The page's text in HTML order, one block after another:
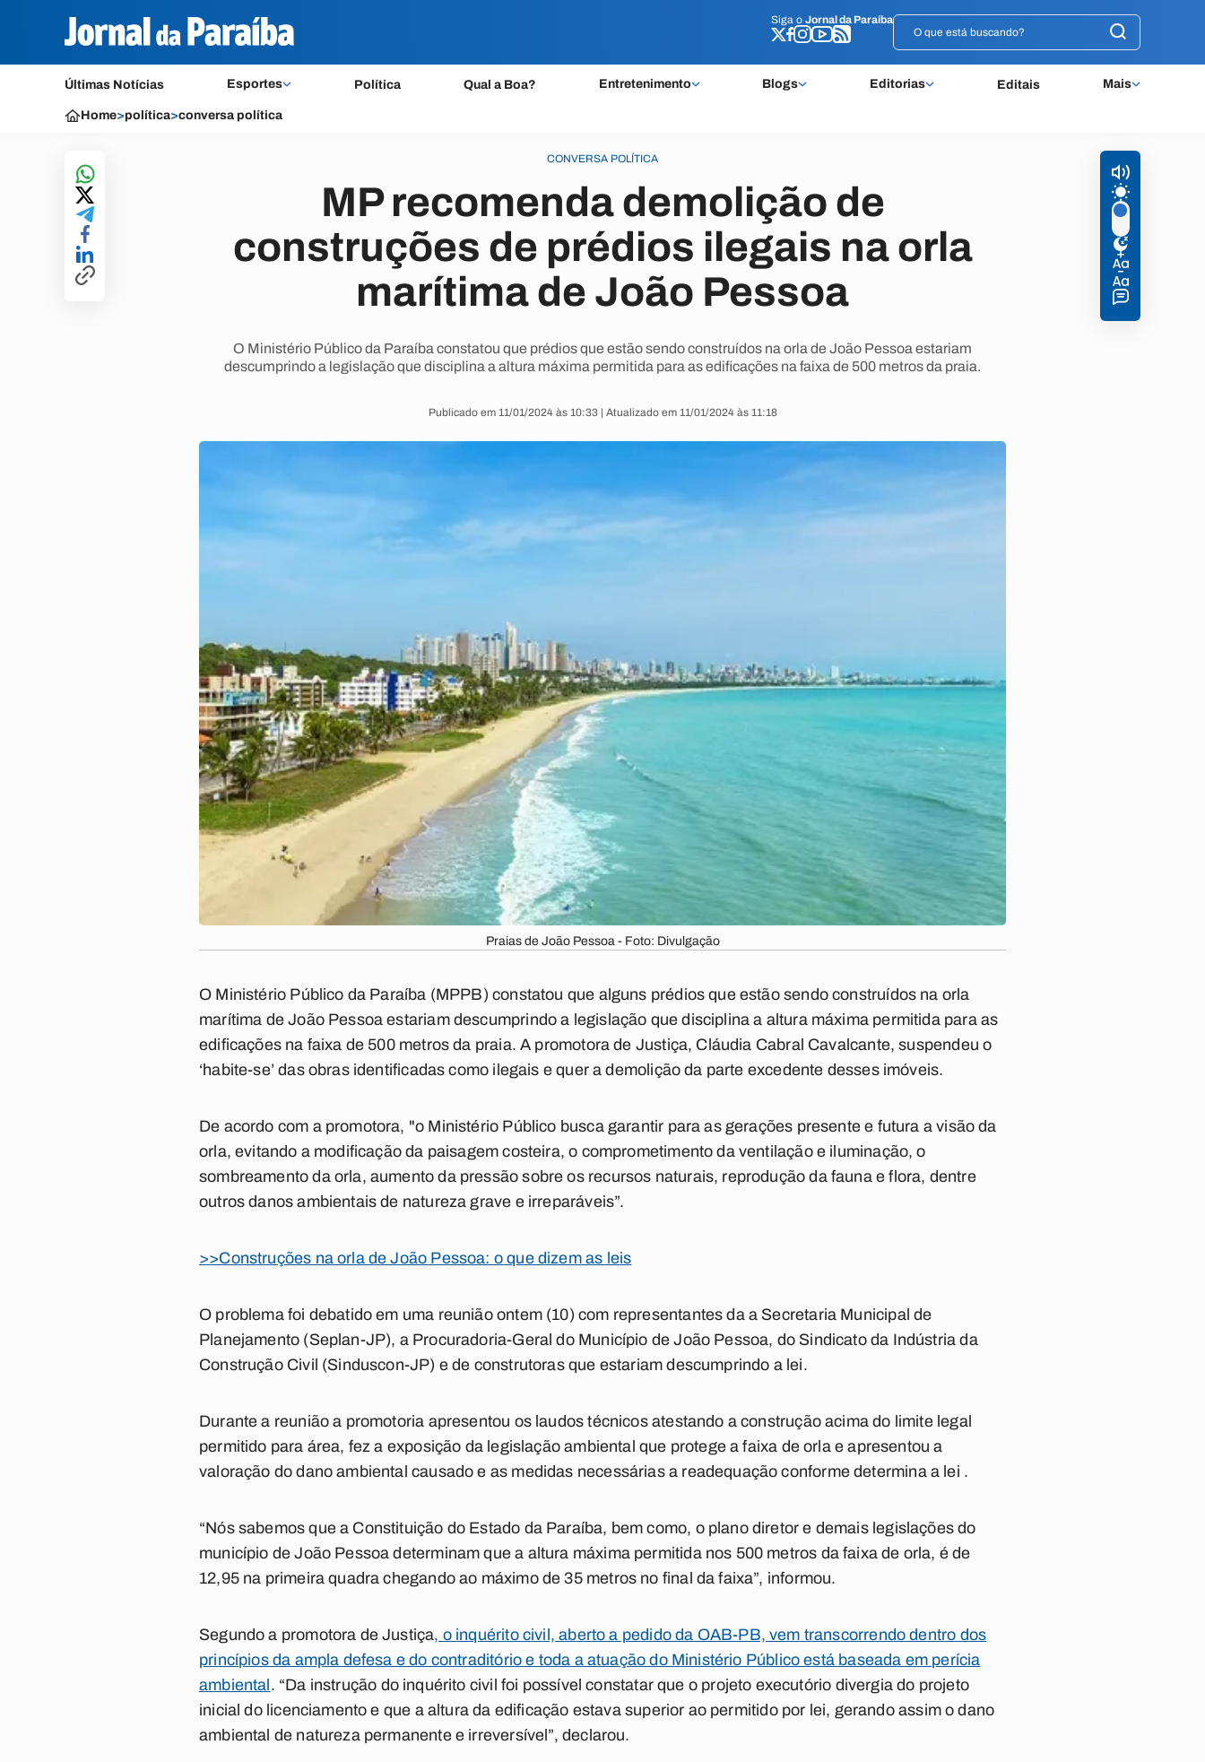
Siga o Jornal da Paraíba
Últimas Notícias Esportes Política Qual a Boa? Entretenimento Blogs Editorias Editais Mais
Siga o Jornal da Paraíba
Home>política>conversa política
CONVERSA POLÍTICA
MP recomenda demolição de
construções de prédios ilegais na orla
marítima de João Pessoa
O Ministério Público da Paraíba constatou que prédios que estão sendo construídos na orla de João Pessoa estariam
descumprindo a legislação que disciplina a altura máxima permitida para as edificações na faixa de 500 metros da praia.
Publicado em 11/01/2024 às 10:33 | Atualizado em 11/01/2024 às 11:18
Praias de João Pessoa - Foto: Divulgação
O Ministério Público da Paraíba (MPPB) constatou que alguns prédios que estão sendo construídos na orla
marítima de João Pessoa estariam descumprindo a legislação que disciplina a altura máxima permitida para as
edificações na faixa de 500 metros da praia. A promotora de Justiça, Cláudia Cabral Cavalcante, suspendeu o
‘habite-se’ das obras identificadas como ilegais e quer a demolição da parte excedente desses imóveis.
De acordo com a promotora, "o Ministério Público busca garantir para as gerações presente e futura a visão da
orla, evitando a modificação da paisagem costeira, o comprometimento da ventilação e iluminação, o
sombreamento da orla, aumento da pressão sobre os recursos naturais, reprodução da fauna e flora, dentre
outros danos ambientais de natureza grave e irreparáveis”.
>>Construções na orla de João Pessoa: o que dizem as leis
O problema foi debatido em uma reunião ontem (10) com representantes da a Secretaria Municipal de
Planejamento (Seplan-JP), a Procuradoria-Geral do Município de João Pessoa, do Sindicato da Indústria da
Construção Civil (Sinduscon-JP) e de construtoras que estariam descumprindo a lei.
Durante a reunião a promotoria apresentou os laudos técnicos atestando a construção acima do limite legal
permitido para área, fez a exposição da legislação ambiental que protege a faixa de orla e apresentou a
valoração do dano ambiental causado e as medidas necessárias a readequação conforme determina a lei .
“Nós sabemos que a Constituição do Estado da Paraíba, bem como, o plano diretor e demais legislações do
município de João Pessoa determinam que a altura máxima permitida nos 500 metros da faixa de orla, é de
12,95 na primeira quadra chegando ao máximo de 35 metros no final da faixa”, informou.
Segundo a promotora de Justiça, o inquérito civil, aberto a pedido da OAB-PB, vem transcorrendo dentro dos
princípios da ampla defesa e do contraditório e toda a atuação do Ministério Público está baseada em perícia
ambiental . “Da instrução do inquérito civil foi possível constatar que o projeto executório divergia do projeto
inicial do licenciamento e que a altura da edificação estava superior ao permitido por lei, gerando assim o dano
ambiental de natureza permanente e irreversível”, declarou.